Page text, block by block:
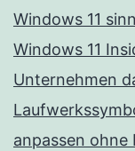
Windows 11
Windows 11
Unternehmen
anpassen ohne